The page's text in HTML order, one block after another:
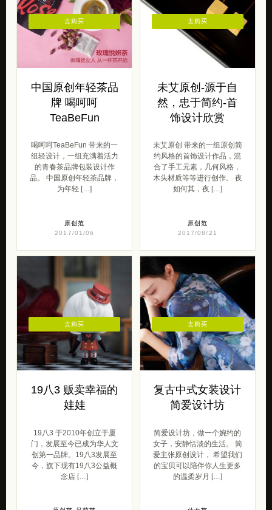
中国原创年轻茶品
牌 喝呵呵
TeaBeFun
喝呵呵TeaBeFun 带来的一
组轻设计，一组充满着活力
的青春茶品牌包装设计作
品。 中国原创年轻茶品牌，
为年轻 […]
原创范
2017/01/06
去购买
未艾原创-源于自
然，忠于简约-首
饰设计欣赏
未艾原创 带来的一组原创简
约风格的首饰设计作品，混
合了手工元素，几何风格，
木头材质等等进行创作。 夜
如何其，夜 […]
原创范
2017/08/21
去购买
19八3 贩卖幸福的
娃娃
19八3 于2010年创立于厦
门，发展至今已成为华人文
创第一品牌。19八3发展至
今，旗下现有19八3公益概
念店 […]
去购买
复古中式女装设计
简爱设计坊
简爱设计坊，做一个婉约的
女子，安静恬淡的生活。 简
爱主张原创设计， 希望我们
的宝贝可以陪伴你人生更多
的温柔岁月 […]
去购买